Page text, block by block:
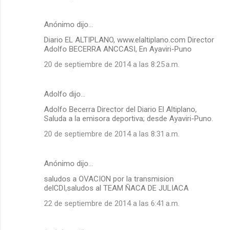
Anónimo dijo…
Diario EL ALTIPLANO, www.elaltiplano.com Director
Adolfo BECERRA ANCCASI, En Ayaviri-Puno
20 de septiembre de 2014 a las 8:25 a.m.
Adolfo dijo…
Adolfo Becerra Director del Diario El Altiplano,
Saluda a la emisora deportiva; desde Ayaviri-Puno.
20 de septiembre de 2014 a las 8:31 a.m.
Anónimo dijo…
saludos a OVACION por la transmision
delCDI,saludos al TEAM ÑACA DE JULIACA
22 de septiembre de 2014 a las 6:41 a.m.